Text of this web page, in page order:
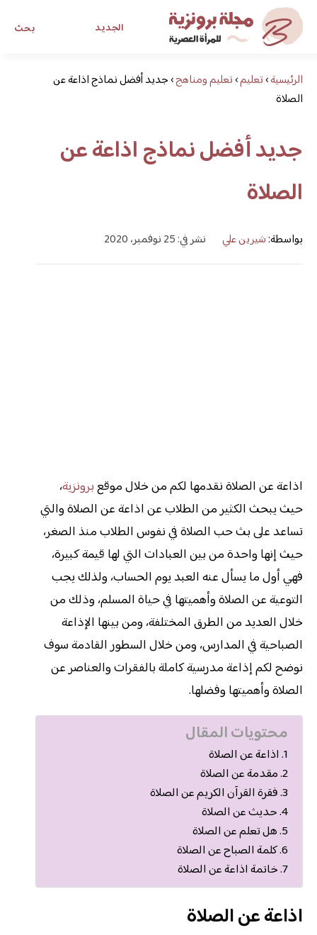
بحث الجديد
مجلة برونزية للفتاة العصريةالرئيسية›تعليم›تعليم ومناهج›جديد أفضل نماذج اذاعة عن
الصلاة
جديد أفضل نماذج اذاعة عن
الصلاة
بواسطة:شيرين علي نشر في: 25 نوفمبر، 2020
اذاعة عن الصلاة نقدمها لكم من خلال موقعبرونزية،
حيث يبحث الكثير من الطلاب عن اذاعة عن الصلاة والتي
تساعد على بث حب الصلاة في نفوس الطلاب منذ الصغر،
حيث إنها واحدة من بين العبادات التي لها قيمة كبيرة،
فهي أول ما يسأل عنه العبد يوم الحساب، ولذلك يجب
التوعية عن الصلاة وأهميتها في حياة المسلم، وذلك من
خلال العديد من الطرق المختلفة، ومن بينها الإذاعة
الصباحية في المدارس، ومن خلال السطور القادمة سوف
نوضح لكم إذاعة مدرسية كاملة بالفقرات والعناصر عن
الصلاة وأهميتها وفضلها.
محتويات المقال
اذاعة عن الصلاة
مقدمة عن الصلاة
فقرة القرآن الكريم عن الصلاة
حديث عن الصلاة
هل تعلم عن الصلاة
كلمة الصباح عن الصلاة
خاتمة اذاعة عن الصلاة
اذاعة عن الصلاة